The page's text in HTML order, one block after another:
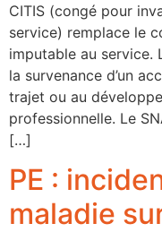
CITIS (congé pour
service) remplace le
imputable au service.
la survenance d’un
trajet ou au
professionnelle. Le
[…]
PE :
maladie